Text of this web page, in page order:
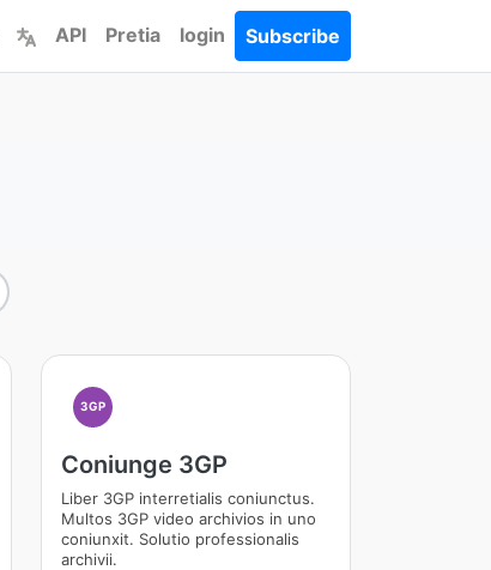
API Pretia login Subscribe
3GP
Coniunge 3GP
Liber 3GP interretialis coniunctus.
Multos 3GP video archivios in uno
coniunxit. Solutio professionalis
archivii.